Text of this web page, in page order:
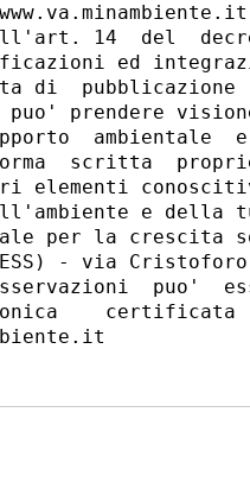
14  del
ed
di  pubblicazione
puo' prendere
ambientale
scritta
elementi
e
per la
- via
puo'